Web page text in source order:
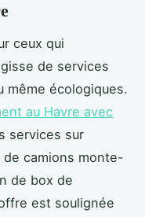
ceux qui
de services
même écologiques.
au Havre avec
services sur
camions monte-
de box de
est soulignée